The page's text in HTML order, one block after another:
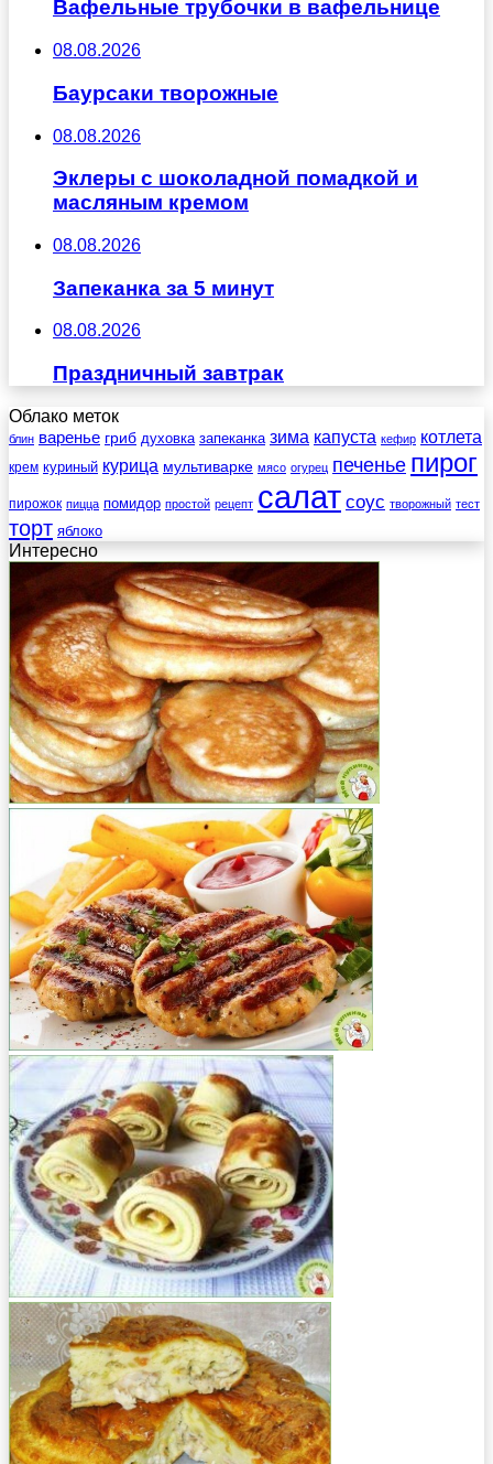
Вафельные трубочки в вафельнице
08.08.2026
Баурсаки творожные
08.08.2026
Эклеры с шоколадной помадкой и
масляным кремом
08.08.2026
Запеканка за 5 минут
08.08.2026
Праздничный завтрак
Облако меток
блин варенье гриб духовка запеканка зима капуста кефир котлета
крем куриный курица мультиварке мясо огурец печенье пирог
пирожок пицца помидор простой рецепт салат соус творожный тест
торт яблоко
Интересно